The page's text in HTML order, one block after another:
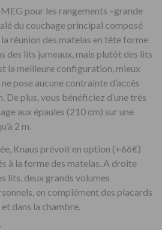
pour les rangements –grande
du couchage principal composé
réunion des matelas en tête forme
des lits jumeaux, mais plutôt des lits
la meilleure configuration, mieux
pose aucune contrainte d’accès
De plus, vous bénéficiez d’une très
aux épaules (210 cm) sur une
2 m.
Knaus prévoit en option (+66€)
à la forme des matelas. A droite
lits, deux grands volumes
en complément des placards
dans la chambre.